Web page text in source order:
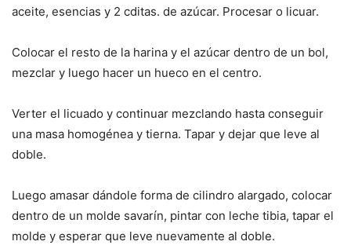
aceite, esencias y 2 cditas. de azúcar. Procesar o licuar.
Colocar el resto de la harina y el azúcar dentro de un bol,
mezclar y luego hacer un hueco en el centro.
Verter el licuado y continuar mezclando hasta conseguir
una masa homogénea y tierna. Tapar y dejar que leve al
doble.
Luego amasar dándole forma de cilindro alargado, colocar
dentro de un molde savarín, pintar con leche tibia, tapar el
molde y esperar que leve nuevamente al doble.